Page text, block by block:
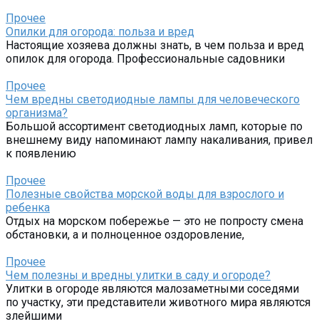
Прочее
Опилки для огорода: польза и вред
Настоящие хозяева должны знать, в чем польза и вред
опилок для огорода. Профессиональные садовники
Прочее
Чем вредны светодиодные лампы для человеческого
организма?
Большой ассортимент светодиодных ламп, которые по
внешнему виду напоминают лампу накаливания, привел
к появлению
Прочее
Полезные свойства морской воды для взрослого и
ребенка
Отдых на морском побережье — это не попросту смена
обстановки, а и полноценное оздоровление,
Прочее
Чем полезны и вредны улитки в саду и огороде?
Улитки в огороде являются малозаметными соседями
по участку, эти представители животного мира являются
злейшими